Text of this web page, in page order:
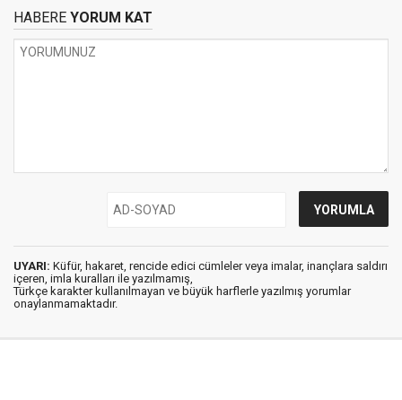
HABERE YORUM KAT
UYARI: Küfür, hakaret, rencide edici cümleler veya imalar, inançlara saldırı
içeren, imla kuralları ile yazılmamış,
Türkçe karakter kullanılmayan ve büyük harflerle yazılmış yorumlar
onaylanmamaktadır.